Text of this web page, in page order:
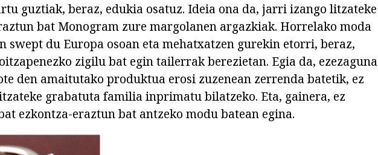
guztiak, beraz, edukia osatuz. Ideia ona da, jarri izango litzateke
bat Monogram zure margolanen argazkiak. Horrelako moda
swept du Europa osoan eta mehatxatzen gurekin etorri, beraz,
zigilu bat egin tailerrak berezietan. Egia da, ezezaguna
den amaitutako produktua erosi zuzenean zerrenda batetik, ez
grabatuta familia inprimatu bilatzeko. Eta, gainera, ez
ezkontza-eraztun bat antzeko modu batean egina.